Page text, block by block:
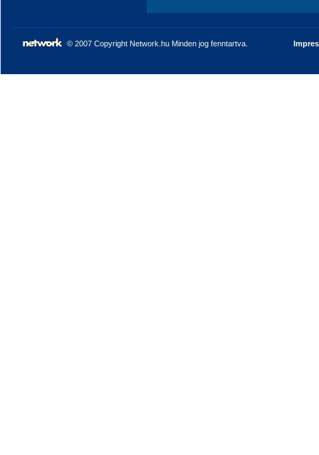
© 2007 Copyright Network.hu Minden jog fenntartva.